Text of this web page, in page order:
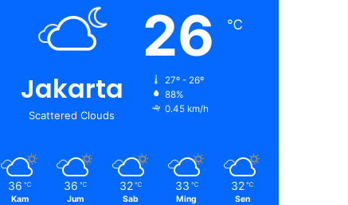
Jakarta
Scattered Clouds
26 ℃
27º - 26º
88%
0.45 km/h
36 ℃
Kam
36 ℃
Jum
32 ℃
Sab
33 ℃
Ming
32 ℃
Sen